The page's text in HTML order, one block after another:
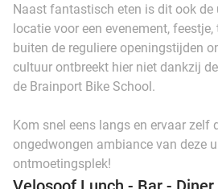
Naast fantastisch eten is dit ook de
locatie voor een evenement,
buiten de reguliere openingstijden
cultuur ontbreekt hier niet dankzij
de Brainport Bike School.
Kom snel eens langs en ervaar zelf
ongedwongen ambiance van deze
ontmoetingsplek!